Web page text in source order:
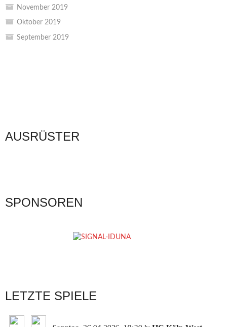
November 2019
Oktober 2019
September 2019
AUSRÜSTER
SPONSOREN
LETZTE SPIELE